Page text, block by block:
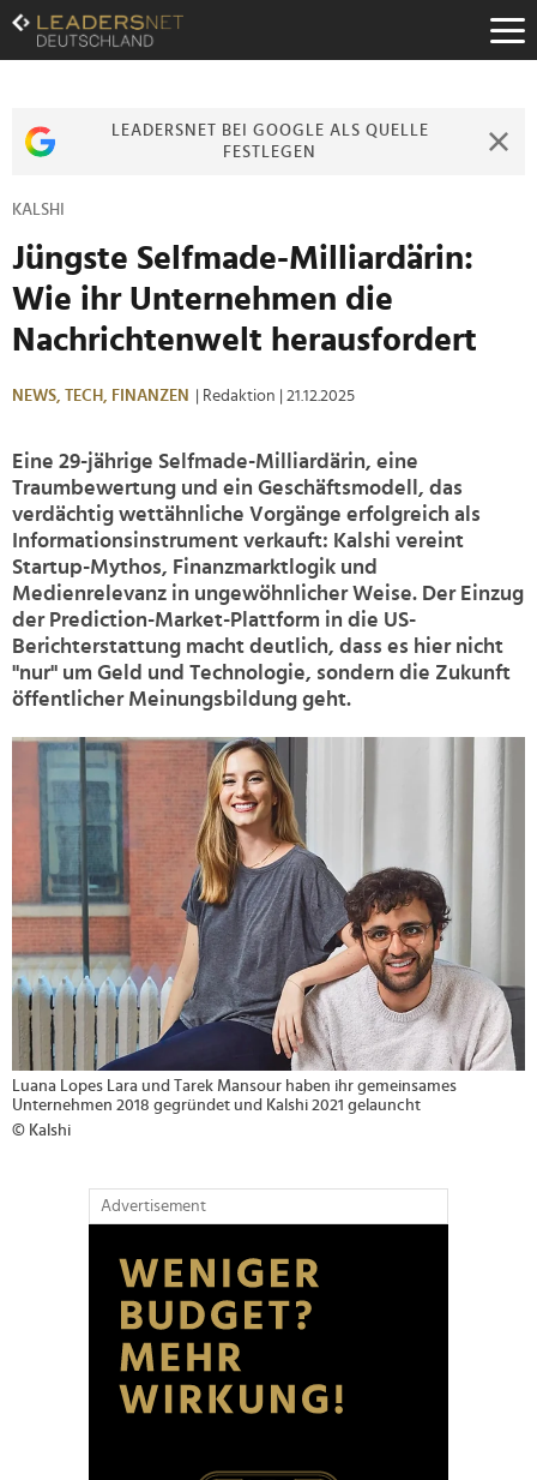
Zum
Inhalt
Zur
Zur
LEADERSNET BEI GOOGLE ALS QUELLE
FESTLEGEN
KALSHI
Jüngste Selfmade-Milliardärin:
Wie ihr Unternehmen die
Nachrichtenwelt herausfordert
NEWS, TECH, FINANZEN | Redaktion | 21.12.2025
Eine 29-jährige Selfmade-Milliardärin, eine
Traumbewertung und ein Geschäftsmodell, das
verdächtig wettähnliche Vorgänge erfolgreich als
Informationsinstrument verkauft: Kalshi vereint
Startup-Mythos, Finanzmarktlogik und
Medienrelevanz in ungewöhnlicher Weise. Der Einzug
der Prediction-Market-Plattform in die US-
Berichterstattung macht deutlich, dass es hier nicht
"nur" um Geld und Technologie, sondern die Zukunft
öffentlicher Meinungsbildung geht.
Luana Lopes Lara und Tarek Mansour haben ihr gemeinsames
Unternehmen 2018 gegründet und Kalshi 2021 gelauncht
© Kalshi
Advertisement